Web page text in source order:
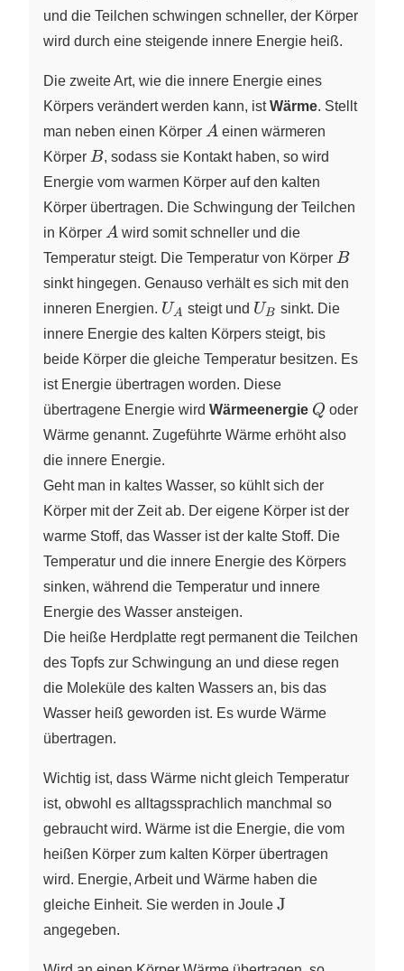
und die Teilchen schwingen schneller, der Körper
wird durch eine steigende innere Energie heiß.
Die zweite Art, wie die innere Energie eines
Körpers verändert werden kann, istWärme. Stellt
man neben einen Körper A
A einen wärmeren
Körper B
B, sodass sie Kontakt haben, so wird
Energie vom warmen Körper auf den kalten
Körper übertragen. Die Schwingung der Teilchen
in Körper A
A wird somit schneller und die
Temperatur steigt. Die Temperatur von Körper B
B
sinkt hingegen. Genauso verhält es sich mit den
inneren Energien. U_A
UA steigt und U_B
UB sinkt. Die
innere Energie des kalten Körpers steigt, bis
beide Körper die gleiche Temperatur besitzen. Es
ist Energie übertragen worden. Diese
übertragene Energie wird Wärmeenergie Q
Q oder
Wärme genannt. Zugeführte Wärme erhöht also
die innere Energie.
Geht man in kaltes Wasser, so kühlt sich der
Körper mit der Zeit ab. Der eigene Körper ist der
warme Stoff, das Wasser ist der kalte Stoff. Die
Temperatur und die innere Energie des Körpers
sinken, während die Temperatur und innere
Energie des Wasser ansteigen.
Die heiße Herdplatte regt permanent die Teilchen
des Topfs zur Schwingung an und diese regen
die Moleküle des kalten Wassers an, bis das
Wasser heiß geworden ist. Es wurde Wärme
übertragen.
Wichtig ist, dass Wärme nicht gleich Temperatur
ist, obwohl es alltagssprachlich manchmal so
gebraucht wird. Wärme ist die Energie, die vom
heißen Körper zum kalten Körper übertragen
wird. Energie, Arbeit und Wärme haben die
gleiche Einheit. Sie werden in Joule \pu{J}
J
angegeben.